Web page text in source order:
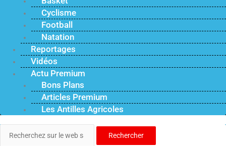
Cyclisme
Football
Natation
Reportages
Vidéos
Actu Premium
Bons Plans
Articles Premium
Les Antilles Agricoles
Rechercher